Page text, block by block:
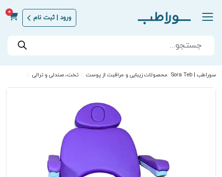
ورود | ثبت نام
0
Products
search
سوراطب | Sora Teb محصولات زیبایی و مراقبت از پوست تخت، صندلی و ترالی